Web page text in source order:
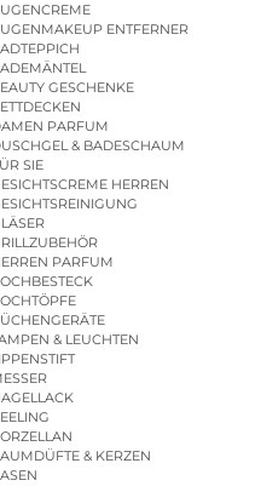
ENTFERNER
GESCHENKE
PARFUM
& BADESCHAUM
SIE
HERREN
PARFUM
& LEUCHTEN
& KERZEN